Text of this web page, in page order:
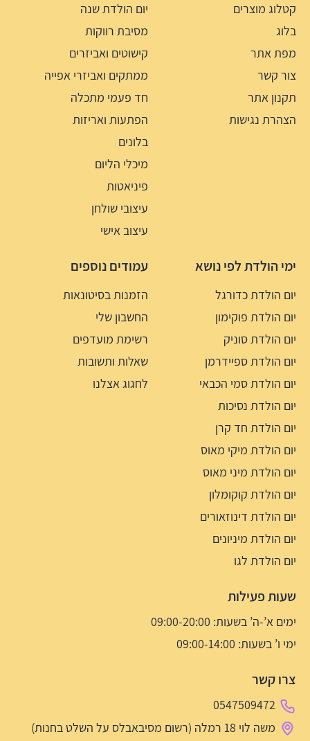
קטלוג מוצרים
בלוג
מפת אתר
צור קשר
תקנון אתר
הצהרת נגישות
יום הולדת שנה
מסיבת רווקות
קישוטים ואביזרים
ממתקים ואביזרי אפייה
חד פעמי מתכלה
הפתעות ואריזות
בלונים
מיכלי הליום
פיניאטות
עיצובי שולחן
עיצוב אישי
ימי הולדת לפי נושא
יום הולדת כדורגל
יום הולדת פוקימון
יום הולדת סוניק
יום הולדת ספיידרמן
יום הולדת סמי הכבאי
יום הולדת נסיכות
יום הולדת חד קרן
יום הולדת מיקי מאוס
יום הולדת מיני מאוס
יום הולדת קוקומלון
יום הולדת דינוזאורים
יום הולדת מיניונים
יום הולדת לגו
עמודים נוספים
הזמנות בסיטונאות
החשבון שלי
רשימת מועדפים
שאלות ותשובות
לחגוג אצלנו
שעות פעילות
ימים א’-ה’ בשעות: 09:00-20:00
ימי ו’ בשעות: 09:00-14:00
צרו קשר
0547509472
משה לוי 18 רמלה (רשום מסיבאבלס על השלט בחנות)